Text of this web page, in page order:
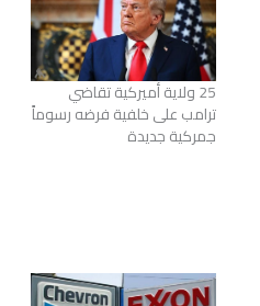
25 ولاية أميركية تقاضي
ترامب على خلفية فرضه رسوماً
جمركية جديدة